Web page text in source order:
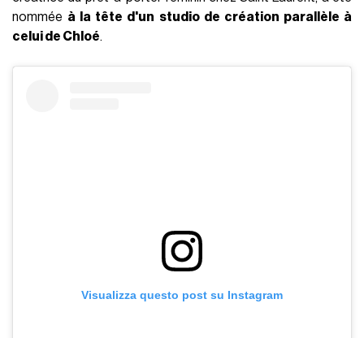
nommée à la tête d'un studio de création parallèle à
celui de Chloé.
Visualizza questo post su Instagram